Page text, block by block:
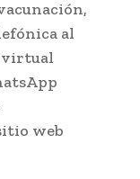
al
virtual
web